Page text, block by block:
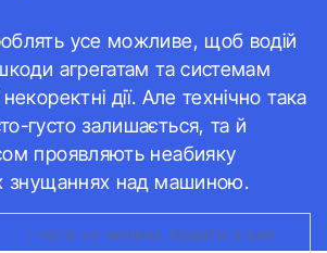
усе можливе, щоб водій
агрегатам та системам
дії. Але технічно така
густо залишається, та й
проявляють неабияку
знущаннях над машиною.
ЧОГО НЕ МОЖНА РОБИТИ З АКП